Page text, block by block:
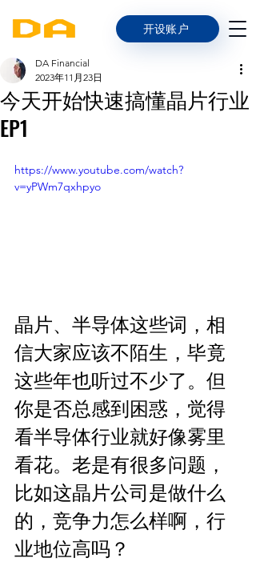
开设账户
今天开始快速搞懂晶片行业
EP1
DA Financial
2023年11月23日
https://www.youtube.com/watch?
v=yPWm7qxhpyo
晶片、半导体这些词，相
信大家应该不陌生，毕竟
这些年也听过不少了。但
你是否总感到困惑，觉得
看半导体行业就好像雾里
看花。老是有很多问题，
比如这晶片公司是做什么
的，竞争力怎么样啊，行
业地位高吗？